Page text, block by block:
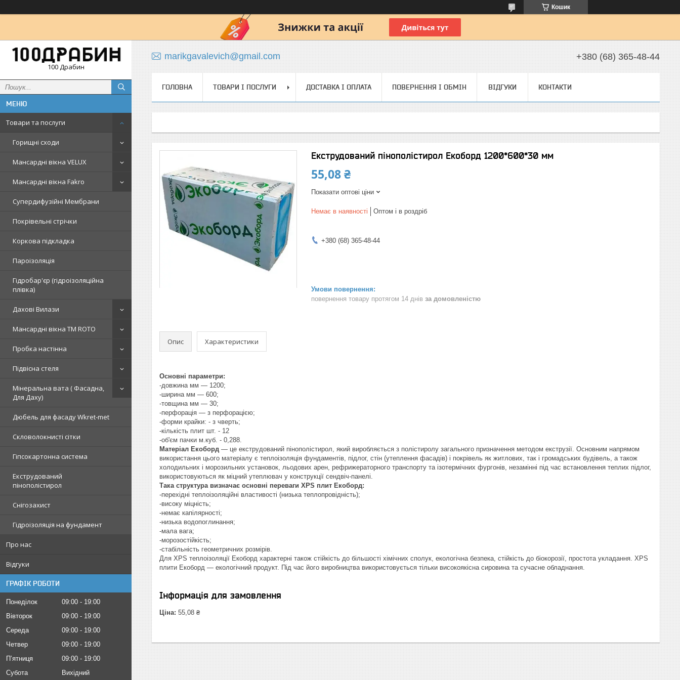
Кошик
100 Драбин
Товари та послуги
Горищні сходи
Мансардні вікна VELUX
Мансардні вікна Fakro
Супердифузійні Мембрани
Покрівельні стрічки
Коркова підкладка
Пароізоляція
Гідробар'єр (гідроізоляційна
плівка)
Дахові Вилази
Мансардні вікна TM ROTO
Пробка настінна
Підвісна стеля
Мінеральна вата ( Фасадна,
Для Даху)
Дюбель для фасаду Wkret-met
Скловолокнисті сітки
Гіпсокартонна система
Екструдований
пінополістирол
Снігозахист
Гідроізоляція на фундамент
Про нас
Відгуки
ГРАФІК РОБОТИ
Понеділок 09:00
19:00
Вівторок
09:00
19:00
Середа
09:00
19:00
Четвер
09:00
19:00
Пʼятниця
09:00
19:00
Субота
Вихідний
marikgavalevich@gmail.com +380 (68) 365-48-44
ГОЛОВНА ТОВАРИ І ПОСЛУГИ ДОСТАВКА І ОПЛАТА ПОВЕРНЕННЯ І ОБМІН ВІДГУКИ КОНТАКТИ
Екструдований пінополістирол Екоборд 1200*600*30 мм
55,08 ₴
Показати оптові ціни
Немає в наявності Оптом і в роздріб
+380 (68) 365-48-44
повернення товару протягом 14 днів за домовленістю
Опис Характеристики
Основні параметри:
-довжина мм — 1200;
-ширина мм — 600;
-товщина мм — 30;
-перфорація — з перфорацією;
-форми крайки: - з чверть;
-кількість плит шт. - 12
-об'єм пачки м.куб. - 0,288.
Матеріал Екоборд — це екструдований пінополістирол, який виробляється з полістиролу загального призначення методом екструзії. Основним напрямом
використання цього матеріалу є теплоізоляція фундаментів, підлог, стін (утеплення фасадів) і покрівель як житлових, так і громадських будівель, а також
холодильних і морозильних установок, льодових арен, рефрижераторного транспорту та ізотермічних фургонів, незамінні під час встановлення теплих підлог,
використовуються як міцний утеплювач у конструкції сендвіч-панелі.
Така структура визначає основні переваги XPS плит Екоборд:
-перехідні теплоізоляційні властивості (низька теплопровідність);
-високу міцність;
-немає капілярності;
-низька водопоглинання;
-мала вага;
-морозостійкість;
-стабільність геометричних розмірів.
Для XPS теплоізоляції Екоборд характерні також стійкість до більшості хімічних сполук, екологічна безпека, стійкість до біокорозії, простота укладання. XPS
плити Екоборд — екологічний продукт. Під час його виробництва використовується тільки високоякісна сировина та сучасне обладнання.
Інформація для замовлення
Ціна: 55,08 ₴